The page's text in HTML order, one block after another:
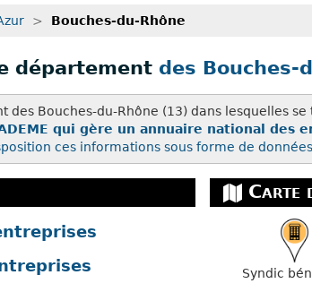
> Bouches-du-Rhône
département des Bouches-
Bouches-du-Rhône (13) dans lesquelles se
qui gère un annuaire national des
ces informations sous forme de
Carte
Syndic